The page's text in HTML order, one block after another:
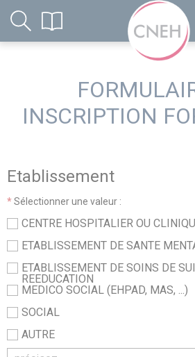
INSCRIPTION
Etablissement
*Sélectionner une valeur :
CENTRE HOSPITALIER OU
ETABLISSEMENT DE SANTE
ETABLISSEMENT DE SOINS DE
REEDUCATION
MEDICO SOCIAL (EHPAD, MAS, ...)
SOCIAL
AUTRE